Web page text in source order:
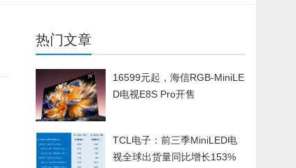
热门文章
16599元起，海信RGB-MiniLE
D电视E8S Pro开售
TCL电子：前三季MiniLED电
视全球出货量同比增长153%